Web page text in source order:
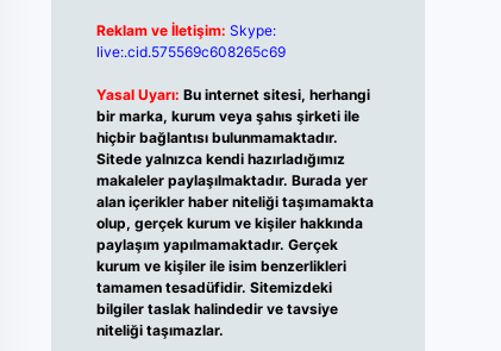
Reklam ve İletişim: Skype:
live:.cid.575569c608265c69
Yasal Uyarı: Bu internet sitesi, herhangi
bir marka, kurum veya şahıs şirketi ile
hiçbir bağlantısı bulunmamaktadır.
Sitede yalnızca kendi hazırladığımız
makaleler paylaşılmaktadır. Burada yer
alan içerikler haber niteliği taşımamakta
olup, gerçek kurum ve kişiler hakkında
paylaşım yapılmamaktadır. Gerçek
kurum ve kişiler ile isim benzerlikleri
tamamen tesadüfidir. Sitemizdeki
bilgiler taslak halindedir ve tavsiye
niteliği taşımazlar.